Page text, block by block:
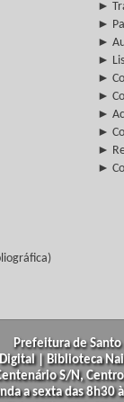
►
►
►
►
►
►
►
►
►
►
Prefeitura de
| Biblioteca
S/N,
a sexta das